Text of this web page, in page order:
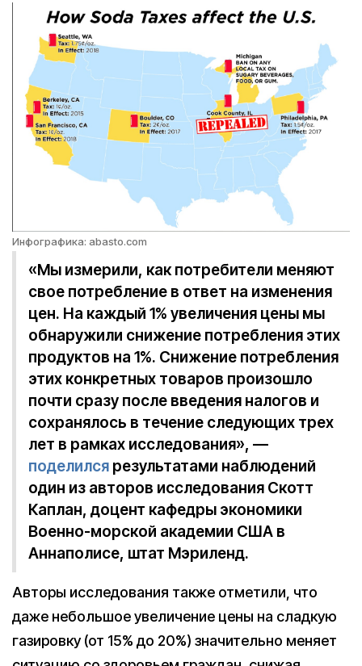
Инфографика: abasto.com
«Мы измерили, как потребители меняют
свое потребление в ответ на изменения
цен. На каждый 1% увеличения цены мы
обнаружили снижение потребления этих
продуктов на 1%. Снижение потребления
этих конкретных товаров произошло
почти сразу после введения налогов и
сохранялось в течение следующих трех
лет в рамках исследования», —
поделился результатами наблюдений
один из авторов исследования Скотт
Каплан, доцент кафедры экономики
Военно-морской академии США в
Аннаполисе, штат Мэриленд.
Авторы исследования также отметили, что
даже небольшое увеличение цены на сладкую
газировку (от 15% до 20%) значительно меняет